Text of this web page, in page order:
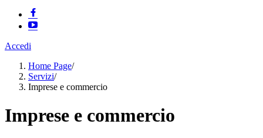
Accedi
Home Page/
Servizi/
Imprese e commercio
Imprese e commercio